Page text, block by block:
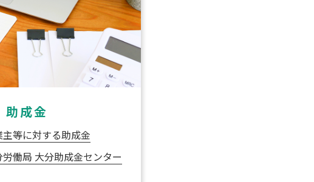
助成金
等に対する助成金
働局 大分助成金センター